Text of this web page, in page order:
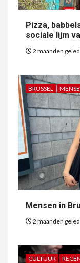
Pizza,
sociale lijm
2 maanden
BRUSSEL
Mensen in
2 maanden
CULTUUR